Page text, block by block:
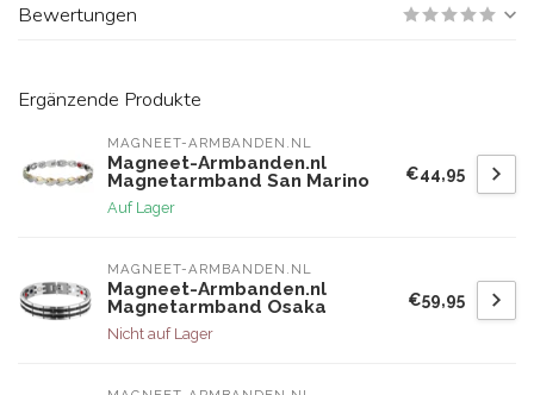
Bewertungen
Ergänzende Produkte
MAGNEET-ARMBANDEN.NL
Magneet-Armbanden.nl
Magnetarmband San Marino
Auf Lager
€44,95
MAGNEET-ARMBANDEN.NL
Magneet-Armbanden.nl
Magnetarmband Osaka
Nicht auf Lager
€59,95